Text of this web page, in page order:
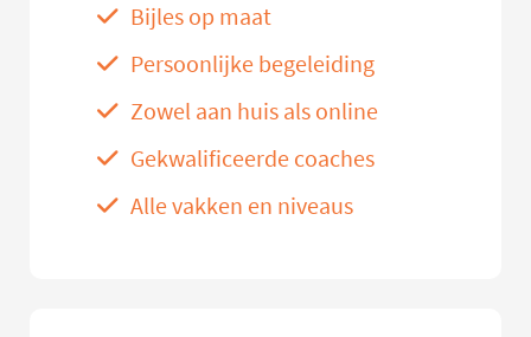
Bijles op maat
Persoonlijke begeleiding
Zowel aan huis als online
Gekwalificeerde coaches
Alle vakken en niveaus